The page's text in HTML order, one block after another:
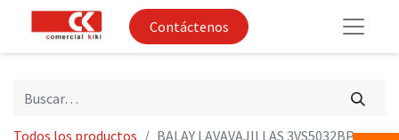
Contáctenos
Todos los productos BALAY LAVAVAJILLAS 3VS5032BP